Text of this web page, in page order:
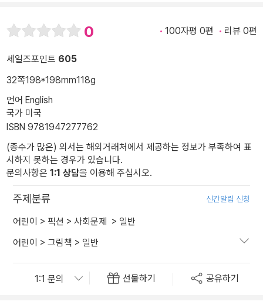
0 100자평 0편 리뷰 0편
세일즈포인트 605
32쪽198*198mm118g
언어 English
국가 미국
ISBN 9781947277762
(종수가 많은) 외서는 해외거래처에서 제공하는 정보가 부족하여 표
시하지 못하는 경우가 있습니다.
문의사항은 1:1 상담을 이용해 주십시오.
주제분류 신간알림 신청
어린이 > 픽션 > 사회문제 > 일반
어린이 > 그림책 > 일반
선물하기 공유하기